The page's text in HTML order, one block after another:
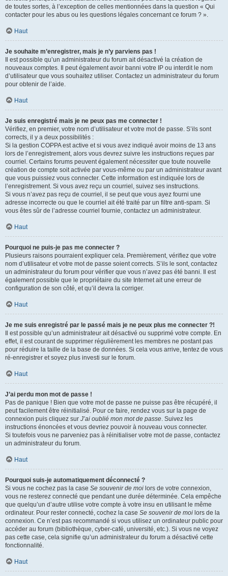
de toutes sortes, à l’exception de celles mentionnées dans la question « Qui
contacter pour les abus ou les questions légales concernant ce forum ? ».
Haut
Je souhaite m’enregistrer, mais je n’y parviens pas !
Il est possible qu’un administrateur du forum ait désactivé la création de
nouveaux comptes. Il peut également avoir banni votre IP ou interdit le nom
d’utilisateur que vous souhaitez utiliser. Contactez un administrateur du forum
pour obtenir de l’aide.
Haut
Je suis enregistré mais je ne peux pas me connecter !
Vérifiez, en premier, votre nom d’utilisateur et votre mot de passe. S’ils sont
corrects, il y a deux possibilités :
Si la gestion COPPA est active et si vous avez indiqué avoir moins de 13 ans
lors de l’enregistrement, alors vous devrez suivre les instructions reçues par
courriel. Certains forums peuvent également nécessiter que toute nouvelle
création de compte soit activée par vous-même ou par un administrateur avant
que vous puissiez vous connecter. Cette information est indiquée lors de
l’enregistrement. Si vous avez reçu un courriel, suivez ses instructions.
Si vous n’avez pas reçu de courriel, il se peut que vous ayez fourni une
adresse incorrecte ou que le courriel ait été traité par un filtre anti-spam. Si
vous êtes sûr de l’adresse courriel fournie, contactez un administrateur.
Haut
Pourquoi ne puis-je pas me connecter ?
Plusieurs raisons pourraient expliquer cela. Premièrement, vérifiez que votre
nom d’utilisateur et votre mot de passe soient corrects. S’ils le sont, contactez
un administrateur du forum pour vérifier que vous n’avez pas été banni. Il est
également possible que le propriétaire du site Internet ait une erreur de
configuration de son côté, et qu’il devra la corriger.
Haut
Je me suis enregistré par le passé mais je ne peux plus me connecter ?!
Il est possible qu’un administrateur ait désactivé ou supprimé votre compte. En
effet, il est courant de supprimer régulièrement les membres ne postant pas
pour réduire la taille de la base de données. Si cela vous arrive, tentez de vous
ré-enregistrer et soyez plus investi sur le forum.
Haut
J’ai perdu mon mot de passe !
Pas de panique ! Bien que votre mot de passe ne puisse pas être récupéré, il
peut facilement être réinitialisé. Pour ce faire, rendez vous sur la page de
connexion puis cliquez sur J’ai oublié mon mot de passe. Suivez les
instructions énoncées et vous devriez pouvoir à nouveau vous connecter.
Si toutefois vous ne parveniez pas à réinitialiser votre mot de passe, contactez
un administrateur du forum.
Haut
Pourquoi suis-je automatiquement déconnecté ?
Si vous ne cochez pas la case Se souvenir de moi lors de votre connexion,
vous ne resterez connecté que pendant une durée déterminée. Cela empêche
que quelqu’un d’autre utilise votre compte à votre insu en utilisant le même
ordinateur. Pour rester connecté, cochez la case Se souvenir de moi lors de la
connexion. Ce n’est pas recommandé si vous utilisez un ordinateur public pour
accéder au forum (bibliothèque, cyber-café, université, etc.). Si vous ne voyez
pas cette case, cela signifie qu’un administrateur du forum a désactivé cette
fonctionnalité.
Haut